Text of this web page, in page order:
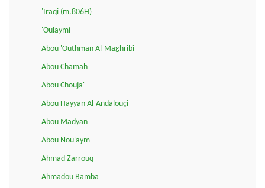
'Iraqi (m.806H)
'Oulaymi
Abou 'Outhman Al-Maghribi
Abou Chamah
Abou Chouja'
Abou Hayyan Al-Andalouçi
Abou Madyan
Abou Nou'aym
Ahmad Zarrouq
Ahmadou Bamba